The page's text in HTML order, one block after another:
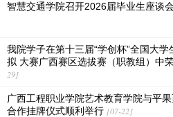
智慧交通学院召开2026届毕业生座谈
我院学子在第十三届“学创杯”全国大学
拟 大赛广西赛区选拔赛（职教组）中
29]
广西工程职业学院艺术教育学院与平
合作挂牌仪式顺利举行 [07-22]